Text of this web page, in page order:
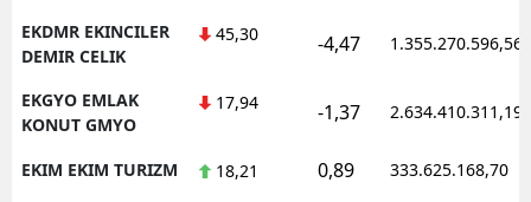
EKDMR EKINCILER
DEMIR CELIK
45,30 -4,47 1.355.270.596,56
EKGYO EMLAK
KONUT GMYO
17,94 -1,37 2.634.410.311,19
EKIM EKIM TURIZM 18,21 0,89 333.625.168,70